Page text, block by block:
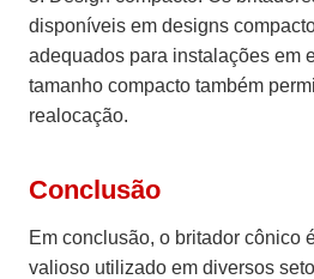
disponíveis em designs
adequados para instalações em
tamanho compacto também
realocação.
Conclusão
Em conclusão, o britador cônico
valioso utilizado em diversos